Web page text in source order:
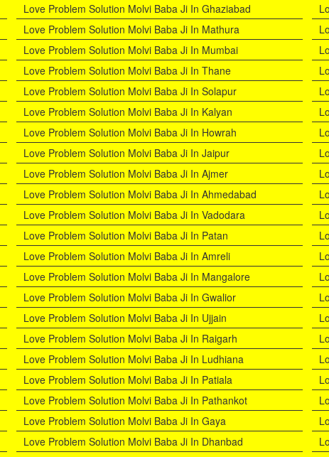
Love Problem Solution Molvi Baba Ji In Ghaziabad
Love Problem Solution Molvi Baba Ji In Mathura
Love Problem Solution Molvi Baba Ji In Mumbai
Love Problem Solution Molvi Baba Ji In Thane
Love Problem Solution Molvi Baba Ji In Solapur
Love Problem Solution Molvi Baba Ji In Kalyan
Love Problem Solution Molvi Baba Ji In Howrah
Love Problem Solution Molvi Baba Ji In Jaipur
Love Problem Solution Molvi Baba Ji In Ajmer
Love Problem Solution Molvi Baba Ji In Ahmedabad
Love Problem Solution Molvi Baba Ji In Vadodara
Love Problem Solution Molvi Baba Ji In Patan
Love Problem Solution Molvi Baba Ji In Amreli
Love Problem Solution Molvi Baba Ji In Mangalore
Love Problem Solution Molvi Baba Ji In Gwalior
Love Problem Solution Molvi Baba Ji In Ujjain
Love Problem Solution Molvi Baba Ji In Raigarh
Love Problem Solution Molvi Baba Ji In Ludhiana
Love Problem Solution Molvi Baba Ji In Patiala
Love Problem Solution Molvi Baba Ji In Pathankot
Love Problem Solution Molvi Baba Ji In Gaya
Love Problem Solution Molvi Baba Ji In Dhanbad